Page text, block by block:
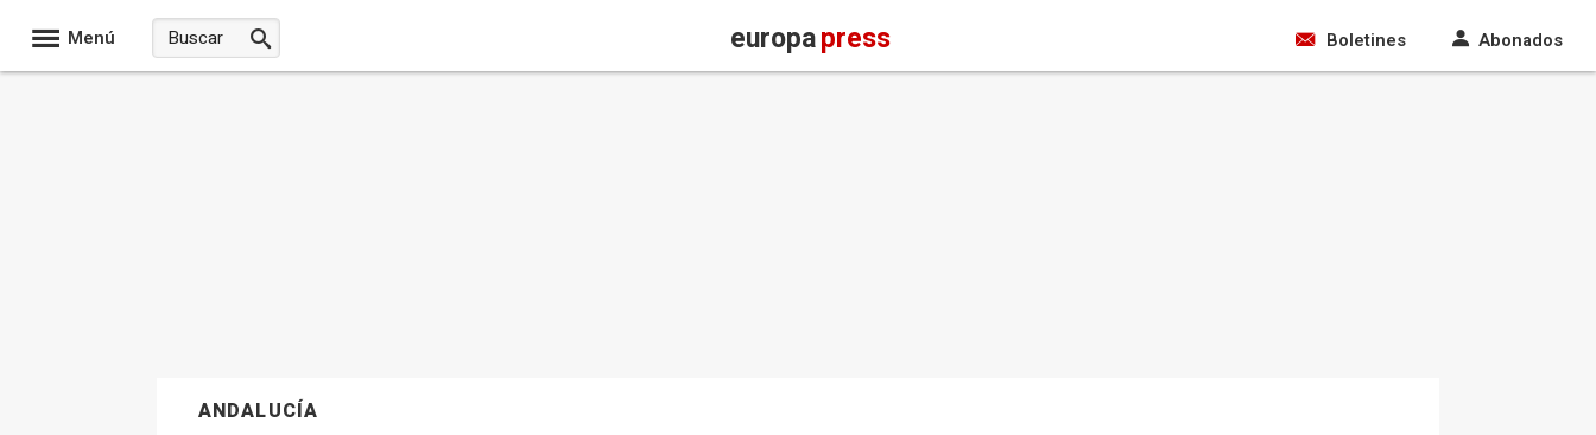
Menú europapress Boletines Abonados
ANDALUCÍA